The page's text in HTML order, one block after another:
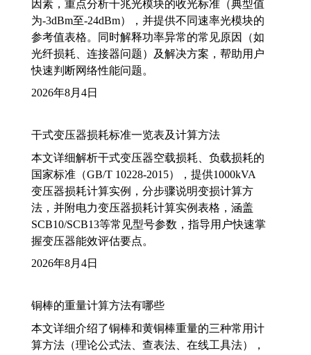
因素，重点分析千兆光模块的收光标准（典型值
为-3dBm至-24dBm），并提供不同速率光模块的
参考值表格。同时解释功率异常的常见原因（如
光纤损耗、连接器问题）及解决方案，帮助用户
快速判断网络性能问题。
2026年8月4日
干式变压器损耗标准一览表及计算方法
本文详细解析干式变压器空载损耗、负载损耗的
国家标准（GB/T 10228-2015），提供1000kVA
变压器损耗计算实例，分步骤说明变损计算方
法，并附电力变压器损耗计算实例表格，涵盖
SCB10/SCB13等常见型号参数，指导用户快速掌
握变压器能效评估要点。
2026年8月4日
铜棒的重量计算方法有哪些
本文详细介绍了铜棒和黄铜棒重量的三种常用计
算方法（理论公式法、查表法、在线工具法），